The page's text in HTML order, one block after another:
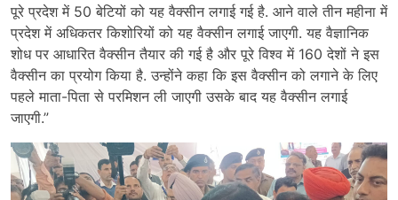
पूरे प्रदेश में 50 बेटियों को यह वैक्सीन लगाई गई है. आने वाले तीन महीना में
प्रदेश में अधिकतर किशोरियों को यह वैक्सीन लगाई जाएगी. यह वैज्ञानिक
शोध पर आधारित वैक्सीन तैयार की गई है और पूरे विश्व में 160 देशों ने इस
वैक्सीन का प्रयोग किया है. उन्होंने कहा कि इस वैक्सीन को लगाने के लिए
पहले माता-पिता से परमिशन ली जाएगी उसके बाद यह वैक्सीन लगाई
जाएगी.”